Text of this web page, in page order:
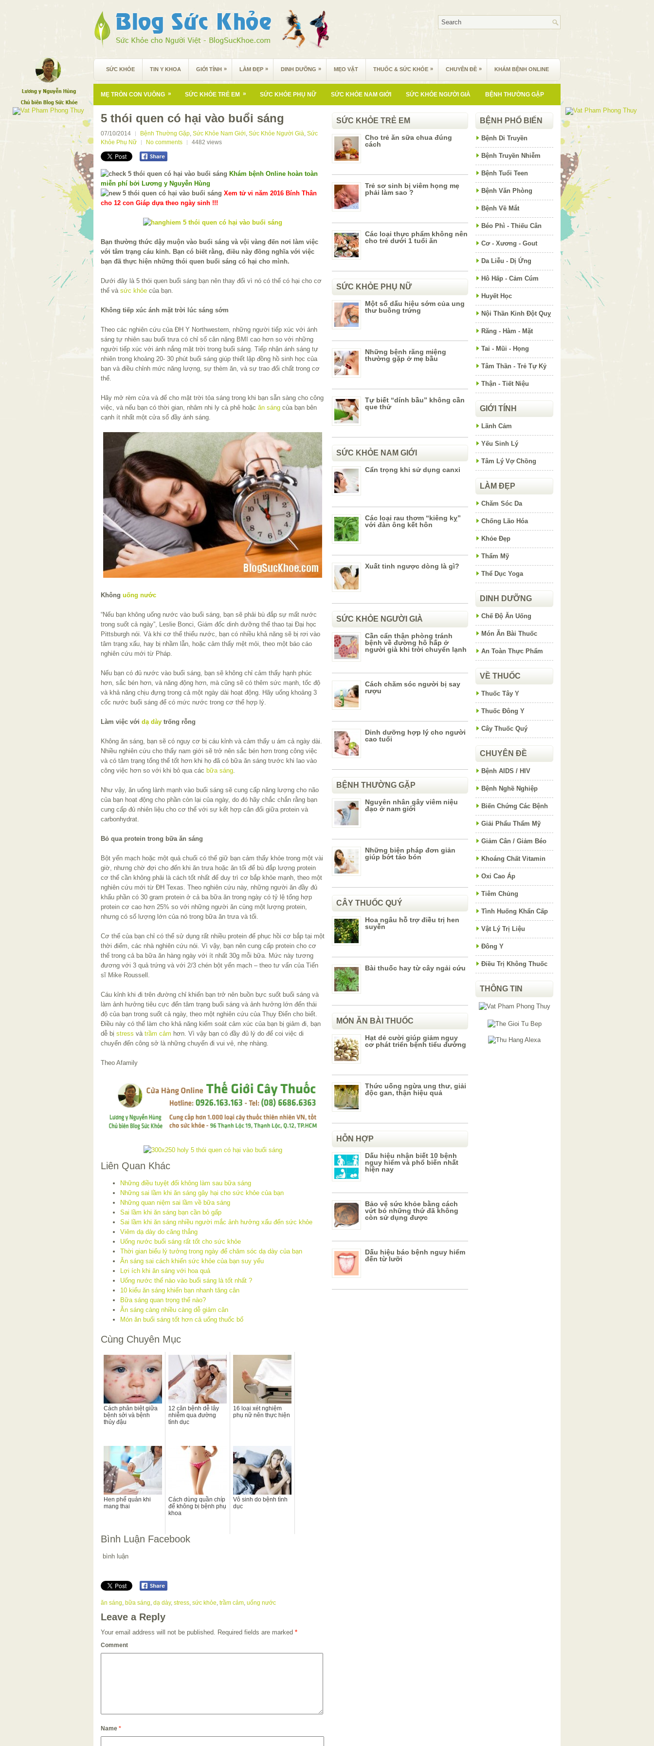
SỨC KHỎE TIN Y KHOA GIỚI TÍNH » LÀM ĐẸP » DINH DƯỠNG » MẸO VẶT THUỐC & SỨC KHỎE » CHUYÊN ĐỀ » KHÁM BỆNH ONLINE
MẸ TRÒN CON VUÔNG » SỨC KHỎE TRẺ EM » SỨC KHỎE PHỤ NỮ SỨC KHỎE NAM GIỚI SỨC KHỎE NGƯỜI GIÀ BỆNH THƯỜNG GẶP
5 thói quen có hại vào buổi sáng
07/10/2014 Bệnh Thường Gặp, Sức Khỏe Nam Giới, Sức Khỏe Người Già, Sức
Khỏe Phụ Nữ
No comments 4482 views
Khám bệnh Online hoàn toàn
miễn phí bởi Lương y Nguyễn Hùng
Xem tử vi năm 2016 Bính Thân
cho 12 con Giáp dựa theo ngày sinh !!!
Bạn thường thức dậy muộn vào buổi sáng và vội vàng đến nơi làm việc
với tâm trạng cáu kỉnh. Bạn có biết rằng, điều này đồng nghĩa với việc
bạn đã thực hiện những thói quen buổi sáng có hại cho mình.
Dưới đây là 5 thói quen buổi sáng bạn nên thay đổi vì nó có thể có hại cho cơ
thể và sức khỏe của bạn.
Không tiếp xúc ánh mặt trời lúc sáng sớm
Theo các nghiên cứu của ĐH Y Northwestern, những người tiếp xúc với ánh
sáng tự nhiên sau buổi trưa có chỉ số cân nặng BMI cao hơn so với những
người tiếp xúc với ánh nắng mặt trời trong buổi sáng. Tiếp nhận ánh sáng tự
nhiên trong khoảng 20- 30 phút buổi sáng giúp thiết lập đồng hồ sinh học của
bạn và điều chỉnh mức năng lượng, sự thèm ăn, và sự trao đổi chất trong cơ
thể.
Hãy mở rèm cửa và để cho mặt trời tỏa sáng trong khi bạn sẵn sàng cho công
việc, và nếu bạn có thời gian, nhâm nhi ly cà phê hoặc ăn sáng của bạn bên
cạnh ít nhất một cửa sổ đầy ánh sáng.
Không uống nước
“Nếu bạn không uống nước vào buổi sáng, bạn sẽ phải bù đắp sự mất nước
trong suốt cả ngày”, Leslie Bonci, Giám đốc dinh dưỡng thể thao tại Đại học
Pittsburgh nói. Và khi cơ thể thiếu nước, bạn có nhiều khả năng sẽ bị rơi vào
tâm trạng xấu, hay bị nhầm lẫn, hoặc cảm thấy mệt mỏi, theo một báo cáo
nghiên cứu mới từ Pháp.
Nếu bạn có đủ nước vào buổi sáng, bạn sẽ không chỉ cảm thấy hạnh phúc
hơn, sắc bén hơn, và năng động hơn, mà cũng sẽ có thêm sức mạnh, tốc độ
và khả năng chịu đựng trong cả một ngày dài hoạt động. Hãy uống khoảng 3
cốc nước buổi sáng để có mức nước trong cơ thể hợp lý.
Làm việc với dạ dày trống rỗng
Không ăn sáng, bạn sẽ có nguy cơ bị cáu kỉnh và cảm thấy u ám cả ngày dài.
Nhiều nghiên cứu cho thấy nam giới sẽ trở nên sắc bén hơn trong công việc
và có tâm trạng tổng thể tốt hơn khi họ đã có bữa ăn sáng trước khi lao vào
công việc hơn so với khi bỏ qua các bữa sáng
Như vậy, ăn uống lành mạnh vào buổi sáng sẽ cung cấp năng lượng cho não
của bạn hoạt động cho phần còn lại của ngày, do đó hãy chắc chắn rằng bạn
cung cấp đủ nhiên liệu cho cơ thể với sự kết hợp cân đối giữa protein và
carbonhydrat.
Bỏ qua protein trong bữa ăn sáng
Bột yến mạch hoặc một quả chuối có thể giữ bạn cảm thấy khỏe trong một vài
giờ, nhưng chờ đợi cho đến khi ăn trưa hoặc ăn tối để bù đắp lượng protein
cơ thể cần không phải là cách tốt nhất để duy trì cơ bắp khỏe mạnh, theo một
nghiên cứu mới từ ĐH Texas. Theo nghiên cứu này, những người ăn đầy đủ
khẩu phần có 30 gram protein ở cả ba bữa ăn trong ngày có tỷ lệ tổng hợp
protein cơ cao hơn 25% so với những người ăn cùng một lượng protein,
nhưng có số lượng lớn của nó trong bữa ăn trưa và tối.
Cơ thể của bạn chỉ có thể sử dụng rất nhiều protein để phục hồi cơ bắp tại một
thời điểm, các nhà nghiên cứu nói. Vì vậy, bạn nên cung cấp protein cho cơ
thể trong cả ba bữa ăn hàng ngày với ít nhất 30g mỗi bữa. Mức này tương
đương với 3 quả trứng và với 2/3 chén bột yến mạch – theo tư vấn của Tiến
sĩ Mike Roussell.
Cáu kỉnh khi đi trên đường chỉ khiến bạn trở nên buồn bực suốt buổi sáng và
làm ảnh hưởng tiêu cực đến tâm trạng buối sáng và ảnh hưởng lớn đến thái
độ của bạn trong suốt cả ngày, theo một nghiên cứu của Thụy Điển cho biết.
Điều này có thể làm cho khả năng kiểm soát cảm xúc của bạn bị giảm đi, bạn
dễ bị stress và trầm cảm hơn. Vì vậy bạn có đầy đủ lý do để coi việc di
chuyển đến công sở là những chuyến đi vui vẻ, nhẹ nhàng.
Theo Afamily
Liên Quan Khác
Những điều tuyệt đối không làm sau bữa sáng
Những sai lầm khi ăn sáng gây hại cho sức khỏe của bạn
Những quan niệm sai lầm về bữa sáng
Sai lầm khi ăn sáng bạn cần bỏ gấp
Sai lầm khi ăn sáng nhiều người mắc ảnh hưởng xấu đến sức khỏe
Viêm dạ dày do căng thẳng
Uống nước buổi sáng rất tốt cho sức khỏe
Thời gian biểu lý tưởng trong ngày để chăm sóc dạ dày của bạn
Ăn sáng sai cách khiến sức khỏe của bạn suy yếu
Lợi ích khi ăn sáng với hoa quả
Uống nước thế nào vào buổi sáng là tốt nhất ?
10 kiểu ăn sáng khiến bạn nhanh tăng cân
Bữa sáng quan trọng thế nào?
Ăn sáng càng nhiều càng dễ giảm cân
Món ăn buổi sáng tốt hơn cả uống thuốc bổ
Cùng Chuyên Mục
Cách phân biệt giữa
bệnh sởi và bệnh
thủy đậu
12 căn bệnh dễ lây
nhiễm qua đường
tình dục
16 loại xét nghiệm
phụ nữ nên thực hiện
Hen phế quản khi
mang thai
Cách dùng quần chíp
để không bị bệnh phụ
khoa
Vô sinh do bệnh tình
dục
Bình Luận Facebook
bình luận
ăn sáng bữa sáng dạ dày, stress sức khỏe trầm cảm uống nước
Leave a Reply
Your email address will not be published. Required fields are marked *
Comment
Name *
SỨC KHỎE TRẺ EM
Cho trẻ ăn sữa chua đúng
cách
Trẻ sơ sinh bị viêm họng mẹ
phải làm sao ?
Các loại thực phẩm không nên
cho trẻ dưới 1 tuổi ăn
SỨC KHỎE PHỤ NỮ
Một số dấu hiệu sớm của ung
thư buồng trứng
Những bệnh răng miệng
thường gặp ở mẹ bầu
Tự biết “dính bầu” không cần
que thử
SỨC KHỎE NAM GIỚI
Cẩn trọng khi sử dụng canxi
Các loại rau thơm “kiêng kỵ”
với đàn ông kết hôn
Xuất tinh ngược dòng là gì?
SỨC KHỎE NGƯỜI GIÀ
Cần cẩn thận phòng tránh
bệnh về đường hô hấp ở
người già khi trời chuyển lạnh
Cách chăm sóc người bị say
rượu
Dinh dưỡng hợp lý cho người
cao tuổi
BỆNH THƯỜNG GẶP
Nguyên nhân gây viêm niệu
đạo ở nam giới
Những biện pháp đơn giản
giúp bớt táo bón
CÂY THUỐC QUÝ
Hoa ngâu hỗ trợ điều trị hen
suyễn
Bài thuốc hay từ cây ngải cứu
MÓN ĂN BÀI THUỐC
Hạt dẻ cười giúp giảm nguy
cơ phát triển bệnh tiểu đường
Thức uống ngừa ung thư, giải
độc gan, thận hiệu quả
HỖN HỢP
Dấu hiệu nhận biết 10 bệnh
nguy hiểm và phổ biến nhất
hiện nay
Bảo vệ sức khỏe bằng cách
vứt bỏ những thứ đã không
còn sử dụng được
Dấu hiệu báo bệnh nguy hiểm
đến từ lưỡi
BỆNH PHỔ BIẾN
Bệnh Di Truyền
Bệnh Truyền Nhiễm
Bệnh Tuổi Teen
Bệnh Văn Phòng
Bệnh Về Mắt
Béo Phì - Thiếu Cân
Cơ - Xương - Gout
Da Liễu - Dị Ứng
Hô Hấp - Cảm Cúm
Huyết Học
Nội Thần Kinh Đột Quỵ
Răng - Hàm - Mặt
Tai - Mũi - Họng
Tâm Thần - Trẻ Tự Kỷ
Thận - Tiết Niệu
GIỚI TÍNH
Lãnh Cảm
Yếu Sinh Lý
Tâm Lý Vợ Chồng
LÀM ĐẸP
Chăm Sóc Da
Chống Lão Hóa
Khỏe Đẹp
Thẩm Mỹ
Thể Dục Yoga
DINH DƯỠNG
Chế Độ Ăn Uống
Món Ăn Bài Thuốc
An Toàn Thực Phẩm
VỀ THUỐC
Thuốc Tây Y
Thuốc Đông Y
Cây Thuốc Quý
CHUYÊN ĐỀ
Bệnh AIDS / HIV
Bệnh Nghề Nghiệp
Biến Chứng Các Bệnh
Giải Phẩu Thẩm Mỹ
Giảm Cân / Giảm Béo
Khoáng Chất Vitamin
Oxi Cao Áp
Tiêm Chủng
Tình Huống Khẩn Cấp
Vật Lý Trị Liệu
Đông Y
Điều Trị Không Thuốc
THÔNG TIN